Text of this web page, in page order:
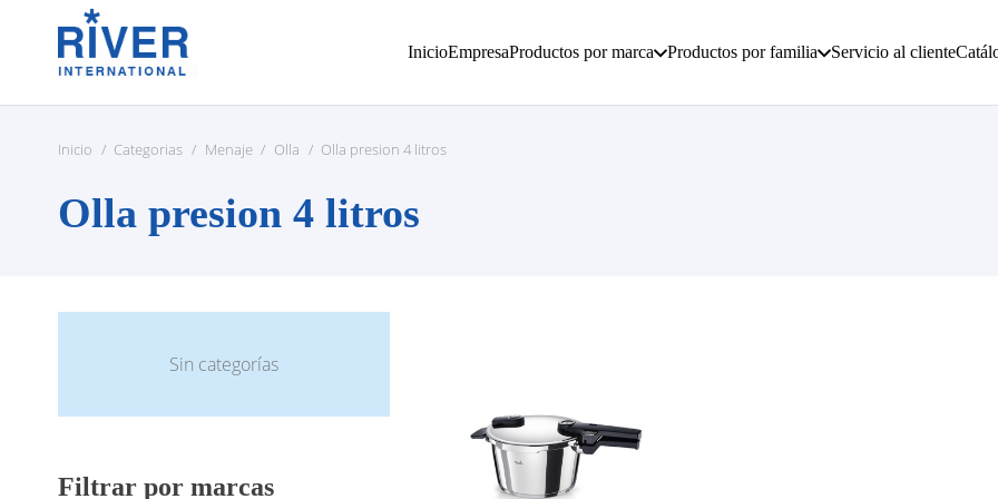
InicioEmpresaProductos por marca Productos por familia Servicio al cliente
Inicio / Categorias / Menaje / Olla / Olla presion 4 litros
Olla presion 4 litros
Sin categorías
Filtrar por marcas